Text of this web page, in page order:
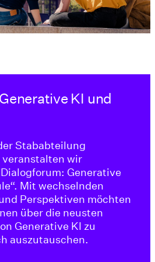
KI und
Stababteilung
wir
Generative
Mit wechselnden
Perspektiven möchten
über die neusten
Generative KI zu
auszutauschen.